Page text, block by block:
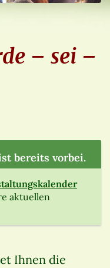
– sei –
bereits vorbei.
aktuellen
Ihnen die